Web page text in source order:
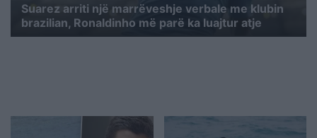
Suarez arriti një marrëveshje verbale me klubin
brazilian, Ronaldinho më parë ka luajtur atje